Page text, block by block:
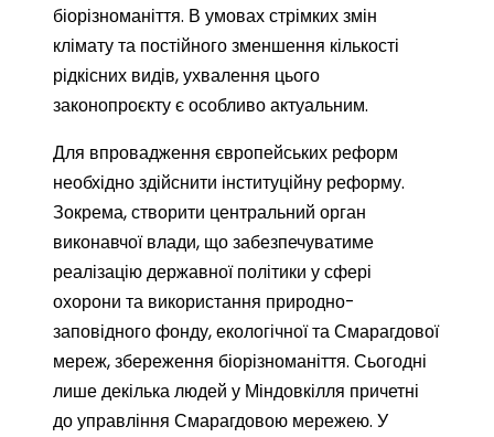
біорізноманіття. В умовах стрімких змін
клімату та постійного зменшення кількості
рідкісних видів, ухвалення цього
законопроєкту є особливо актуальним.
Для впровадження європейських реформ
необхідно здійснити інституційну реформу.
Зокрема, створити центральний орган
виконавчої влади, що забезпечуватиме
реалізацію державної політики у сфері
охорони та використання природно-
заповідного фонду, екологічної та Смарагдової
мереж, збереження біорізноманіття. Сьогодні
лише декілька людей у Міндовкілля причетні
до управління Смарагдовою мережею. У